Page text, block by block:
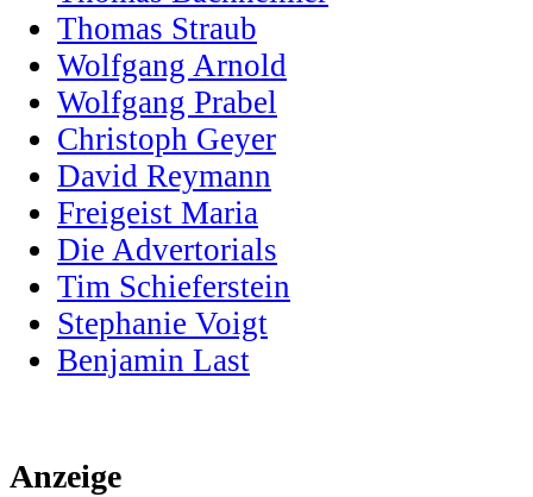
Thomas Straub
Wolfgang Arnold
Wolfgang Prabel
Christoph Geyer
David Reymann
Freigeist Maria
Die Advertorials
Tim Schieferstein
Stephanie Voigt
Benjamin Last
Anzeige